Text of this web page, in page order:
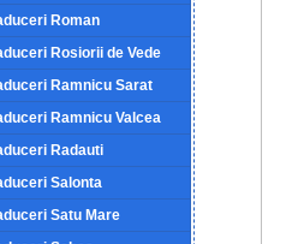
Roman
Rosiorii de Vede
Ramnicu Sarat
Ramnicu Valcea
Radauti
Salonta
Satu Mare